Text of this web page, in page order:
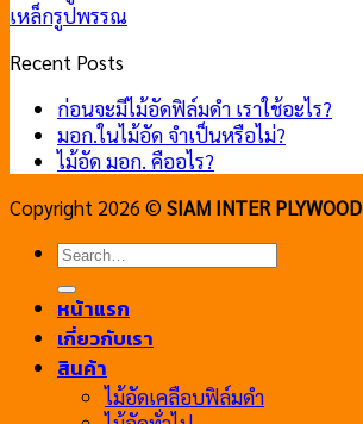
เหล็กรูปพรรณ
Recent Posts
ก่อนจะมีไม้อัดฟิล์มดำ เราใช้อะไร?
มอก.ในไม้อัด จำเป็นหรือไม่?
ไม้อัด มอก. คืออไร?
Copyright 2026 © SIAM INTER PLYWOOD
Search
หน้าแรก
เกี่ยวกับเรา
สินค้า
ไม้อัดเคลือบฟิล์มดำ